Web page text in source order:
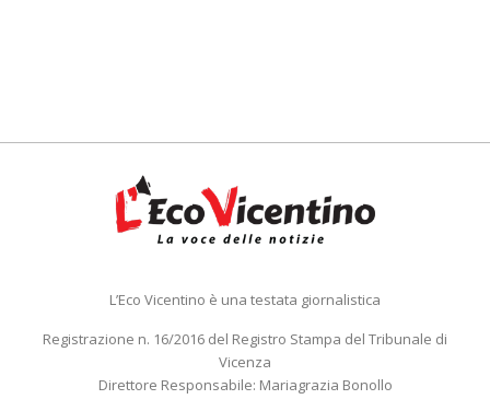
L’Eco Vicentino è una testata giornalistica
Registrazione n. 16/2016 del Registro Stampa del Tribunale di
Vicenza
Direttore Responsabile: Mariagrazia Bonollo